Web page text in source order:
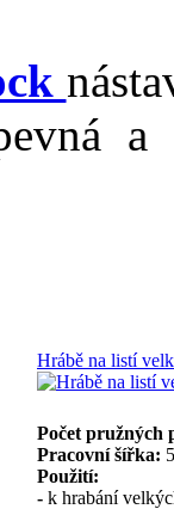
a
Hrábě na listí
Počet pružných
Pracovní šířka:
Použití:
- k hrabání